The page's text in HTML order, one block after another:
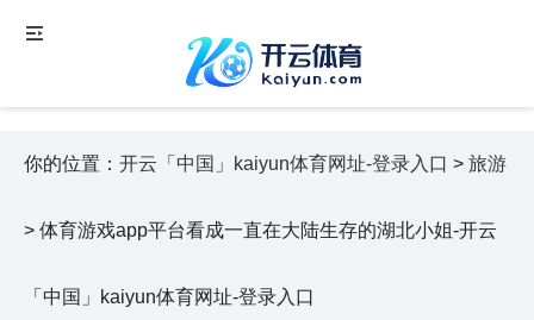
你的位置： 开云「中国」kaiyun体育网址-登录入口 > 旅游
> 体育游戏app平台看成一直在大陆生存的湖北小姐-开云
「中国」kaiyun体育网址-登录入口